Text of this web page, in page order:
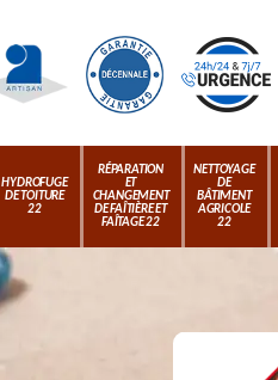
HYDROFUGE
DE TOITURE
22
RÉPARATION
ET
CHANGEMENT
DE FAÎTIÈRE ET
FAÎTAGE 22
NETTOYAGE
DE
BÂTIMENT
AGRICOLE
22